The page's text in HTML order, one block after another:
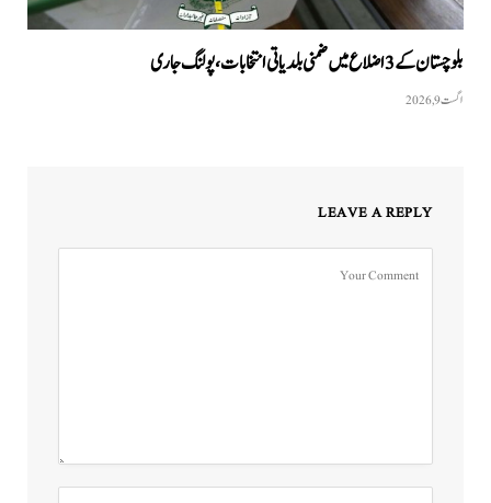
بلوچستان کے 3 اضلاع میں ضمنی بلدیاتی انتخابات، پولنگ جاری
اگست 9, 2026
LEAVE A REPLY